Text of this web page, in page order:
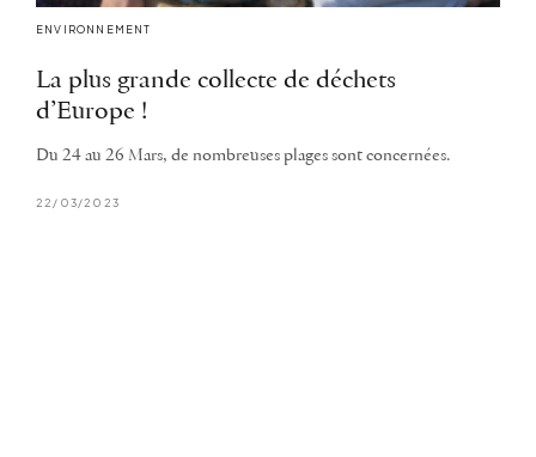
ENVIRONNEMENT
La plus grande collecte de déchets
d’Europe !
Du 24 au 26 Mars, de nombreuses plages sont concernées.
22/03/2023